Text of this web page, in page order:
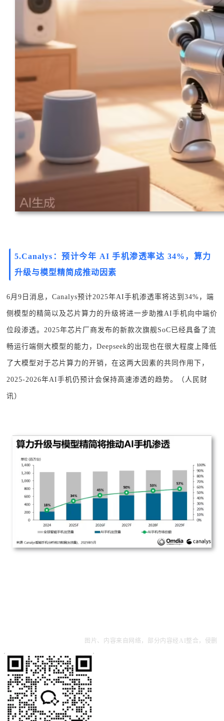
5.Canalys：预计今年 AI 手机渗透率达 34%，算力
升级与模型精简成推动因素
6月9日消息，Canalys预计2025年AI手机渗透率将达到34%，端
侧模型的精简以及芯片算力的升级将进一步助推AI手机向中端价
位段渗透。2025年芯片厂商发布的新款次旗舰SoC已经具备了流
畅运行端侧大模型的能力，Deepseek的出现也在很大程度上降低
了大模型对于芯片算力的开销，在这两大因素的共同作用下，
2025-2026年AI手机仍预计会保持高速渗透的趋势。（人民财
讯）
图片、内容来自网络，部分内容经AI整合，侵删